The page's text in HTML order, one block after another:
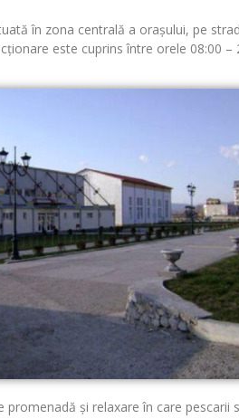
în zona centrală a oraşului, pe
este cuprins între orele 08:00
promenadă şi relaxare în care pescarii